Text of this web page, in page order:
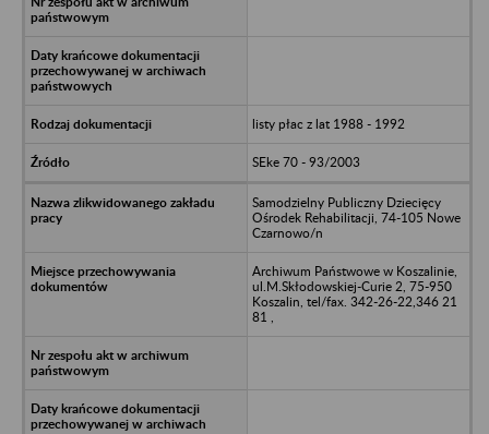
listy płac z lat 1988 - 1992
SEke 70 - 93/2003
Samodzielny Publiczny Dziecięcy
Ośrodek Rehabilitacji, 74-105 Nowe
Czarnowo/n
Archiwum Państwowe w Koszalinie,
ul.M.Skłodowskiej-Curie 2, 75-950
Koszalin, tel/fax. 342-26-22,346 21
81 ,